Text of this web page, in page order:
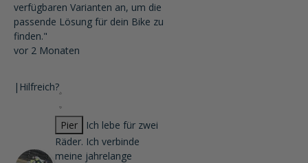
verfügbaren Varianten an, um die
passende Lösung für dein Bike zu
finden."
vor 2 Monaten
| Hilfreich?
Pier
Ich lebe für zwei
Räder. Ich verbinde
meine jahrelange